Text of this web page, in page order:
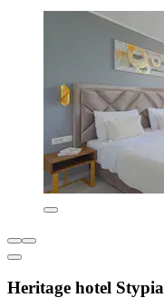
Heritage hotel Stypia